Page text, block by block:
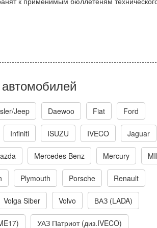
Jeep Daewoo Fiat Ford
Infiniti ISUZU IVECO Jaguar
Mercedes Benz Mercury
Plymouth Porsche Renault
Volga Siber Volvo ВАЗ (LADA)
УАЗ Патриот (диз.IVECO)